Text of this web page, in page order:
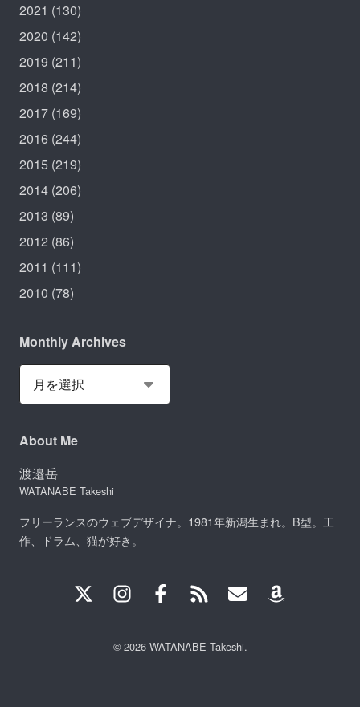
2021 (130)
2020 (142)
2019 (211)
2018 (214)
2017 (169)
2016 (244)
2015 (219)
2014 (206)
2013 (89)
2012 (86)
2011 (111)
2010 (78)
Monthly Archives
About Me
渡邉岳
WATANABE Takeshi
フリーランスのウェブデザイナ。1981年新潟生まれ。B型。工
作、ドラム、猫が好き。
© 2026 WATANABE Takeshi.